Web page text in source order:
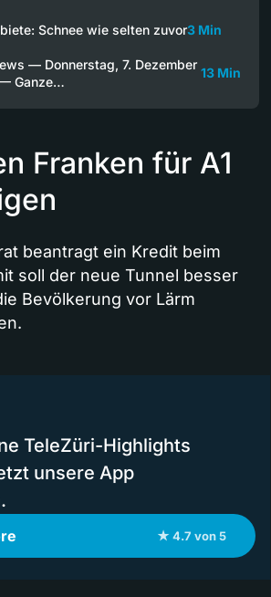
Schnee wie selten zuvor3 Min
— Donnerstag, 7. Dezember
Ganze…
13 Min
Franken für A1
beantragt ein Kredit beim
soll der neue Tunnel besser
Bevölkerung vor Lärm
TeleZüri-Highlights
unsere App
★ 4.7 von 5